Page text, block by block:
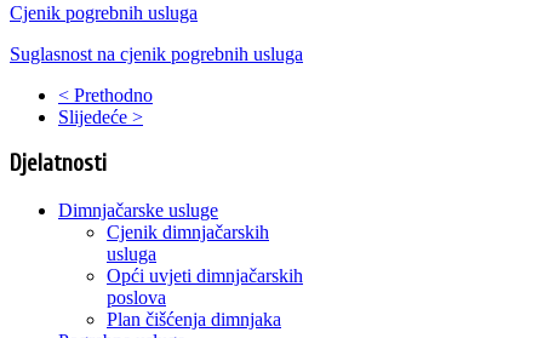
Cjenik pogrebnih usluga
Suglasnost na cjenik pogrebnih usluga
< Prethodno
Slijedeće >
Djelatnosti
Dimnjačarske usluge
Cjenik dimnjačarskih
usluga
Opći uvjeti dimnjačarskih
poslova
Plan čišćenja dimnjaka